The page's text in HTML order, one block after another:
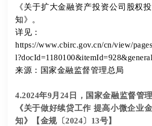
《关于扩大金融资产投资公司股权
知》。
详见：
https://www.cbirc.gov.cn/cn/view/
来源：国家金融监督管理总局
4.2024年9月24日，国家金融监督管
《关于做好续贷工作 提高小微企业
知》【金规〔2024〕13号】